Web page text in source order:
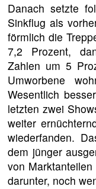
Danach setzte
Sinkflug als
förmlich die
7,2 Prozent,
Zahlen um 5
Umworbene
Wesentlich
letzten zwei
weiter
wiederfanden.
dem jünger
von
darunter, noch